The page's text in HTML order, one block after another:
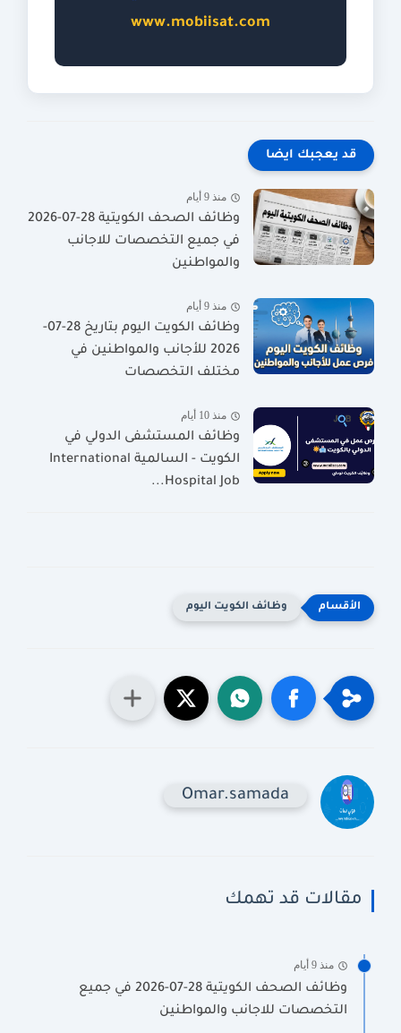
www.mobiisat.com
قد يعجبك ايضا
منذ 9 أيام
وظائف الصحف الكويتية 28-07-2026
في جميع التخصصات للاجانب
والمواطنين
منذ 9 أيام
وظائف الكويت اليوم بتاريخ 28-07-
2026 للأجانب والمواطنين في
مختلف التخصصات
منذ 10 أيام
وظائف المستشفى الدولي في
الكويت - السالمية International
Hospital Job...
وظائف الكويت اليوم
Omar.samada
مقالات قد تهمك
منذ 9 أيام
وظائف الصحف الكويتية 28-07-2026 في جميع
التخصصات للاجانب والمواطنين